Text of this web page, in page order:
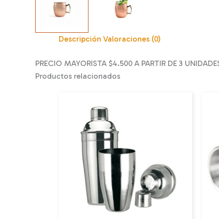
Descripción Valoraciones (0)
PRECIO MAYORISTA $4.500 A PARTIR DE 3
Productos relacionados